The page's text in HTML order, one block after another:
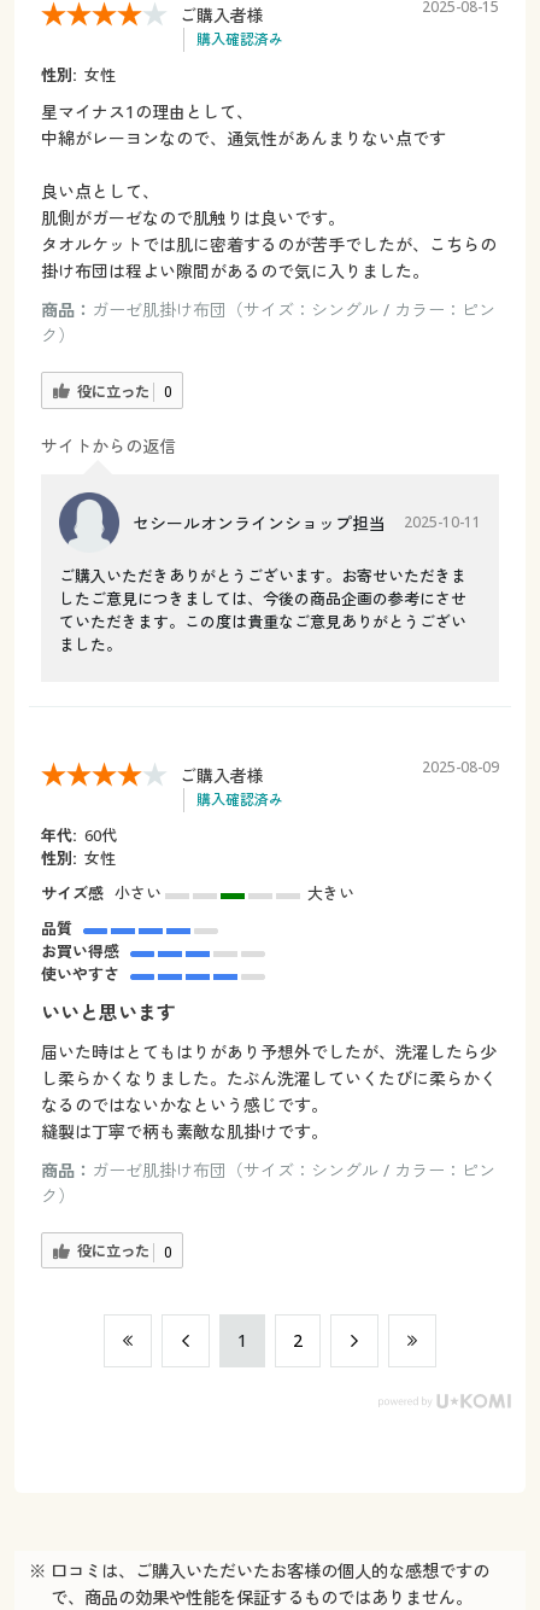
ご購入者様
購入確認済み
2025-08-15
性別: 女性
星マイナス1の理由として、
中綿がレーヨンなので、通気性があんまりない点です
良い点として、
肌側がガーゼなので肌触りは良いです。
タオルケットでは肌に密着するのが苦手でしたが、こちらの
掛け布団は程よい隙間があるので気に入りました。
商品： ガーゼ肌掛け布団（サイズ：シングル / カラー：ピン
ク）
役に立った 0
サイトからの返信
セシールオンラインショップ担当 2025-10-11
ご購入いただきありがとうございます。お寄せいただきま
したご意見につきましては、今後の商品企画の参考にさせ
ていただきます。この度は貴重なご意見ありがとうござい
ました。
ご購入者様
購入確認済み
2025-08-09
年代: 60代
性別: 女性
サイズ感 小さい
大きい
品質
お買い得感
使いやすさ
いいと思います
届いた時はとてもはりがあり予想外でしたが、洗濯したら少
し柔らかくなりました。たぶん洗濯していくたびに柔らかく
なるのではないかなという感じです。
縫製は丁寧で柄も素敵な肌掛けです。
商品： ガーゼ肌掛け布団（サイズ：シングル / カラー：ピン
ク）
役に立った 0
​1 ​2
※ 口コミは、ご購入いただいたお客様の個人的な感想ですの
で、商品の効果や性能を保証するものではありません。